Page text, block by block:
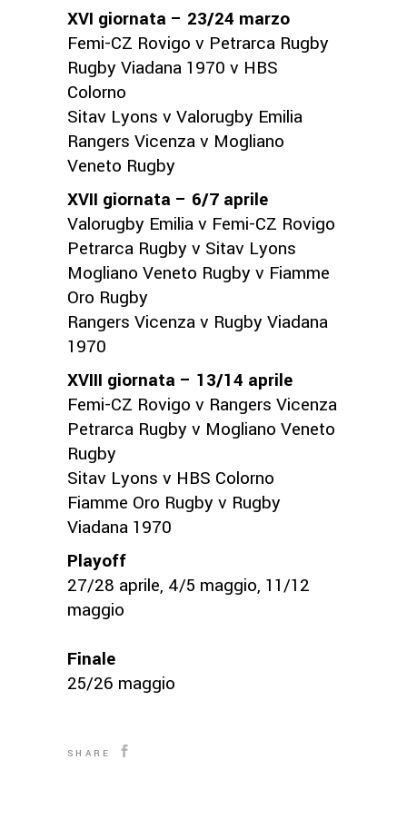
XVI giornata – 23/24 marzo
Femi-CZ Rovigo v Petrarca Rugby
Rugby Viadana 1970 v HBS
Colorno
Sitav Lyons v Valorugby Emilia
Rangers Vicenza v Mogliano
Veneto Rugby
XVII giornata – 6/7 aprile
Valorugby Emilia v Femi-CZ Rovigo
Petrarca Rugby v Sitav Lyons
Mogliano Veneto Rugby v Fiamme
Oro Rugby
Rangers Vicenza v Rugby Viadana
1970
XVIII giornata – 13/14 aprile
Femi-CZ Rovigo v Rangers Vicenza
Petrarca Rugby v Mogliano Veneto
Rugby
Sitav Lyons v HBS Colorno
Fiamme Oro Rugby v Rugby
Viadana 1970
Playoff
27/28 aprile, 4/5 maggio, 11/12
maggio
Finale
25/26 maggio
SHARE